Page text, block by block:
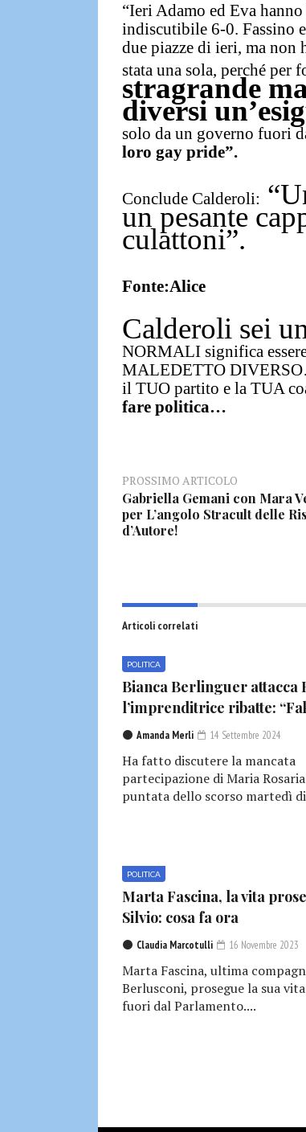
“Ieri Adamo ed Eva
indiscutibile 6-0. Fassino
due piazze di ieri, ma non
stata una sola, perché per
stragrande
diversi
solo da un governo fuori
loro gay pride”.
Conclude Calderoli:
un pesante
culattoni”.
Fonte:Alice
Calderoli sei
NORMALI significa
MALEDETTO DIVERSO
il TUO partito e la TUA
fare politica…
PROSSIMO ARTICOLO
Gabriella Gemani con Mara
per L’angolo Stracult delle
d’Autore!
Articoli correlati
POLITICA
Bianca Berlinguer attacca
l’imprenditrice ribatte:
Amanda Merli 14 Settembre 2024
Ha fatto discutere la mancata
partecipazione di Maria
puntata dello scorso martedì di
POLITICA
Marta Fascina, la vita
Silvio: cosa fa ora
Claudia Marcotulli 16 Novembre 2023
Marta Fascina, ultima
Berlusconi, prosegue la sua
fuori dal Parlamento....